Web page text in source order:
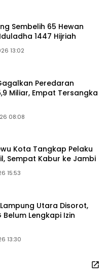
Sembelih 65 Hewan
1447 Hijriah
13:02
Peredaran
Miliar, Empat Tersangka
08:08
Kota Tangkap Pelaku
Sempat Kabur ke Jambi
15:53
Utara Disorot,
Belum Lengkapi Izin
13:30